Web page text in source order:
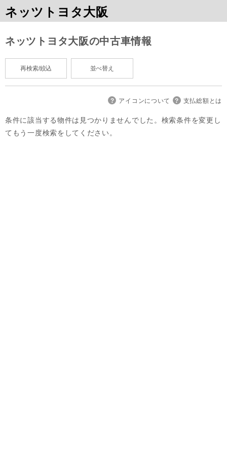
ネッツトヨタ大阪
ネッツトヨタ大阪の中古車情報
再検索/絞込 並べ替え
アイコンについて 支払総額とは
条件に該当する物件は見つかりませんでした。検索条件を変更し
てもう一度検索をしてください。